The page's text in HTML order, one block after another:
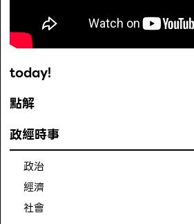
today!
點解
政經時事
政治
經濟
社會